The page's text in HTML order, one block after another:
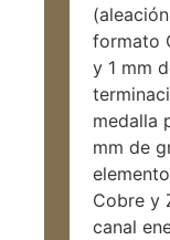
formato
y 1 mm
medalla
mm de
elemento
Cobre y
canal